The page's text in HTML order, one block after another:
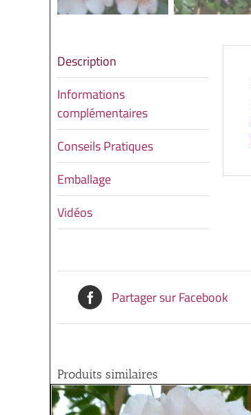
Description
Informations
complémentaires
Conseils Pratiques
Emballage
Vidéos
Partager sur Facebook
Produits similaires